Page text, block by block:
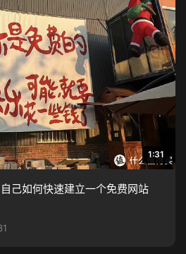
1:31
己如何快速建立一个免费网站